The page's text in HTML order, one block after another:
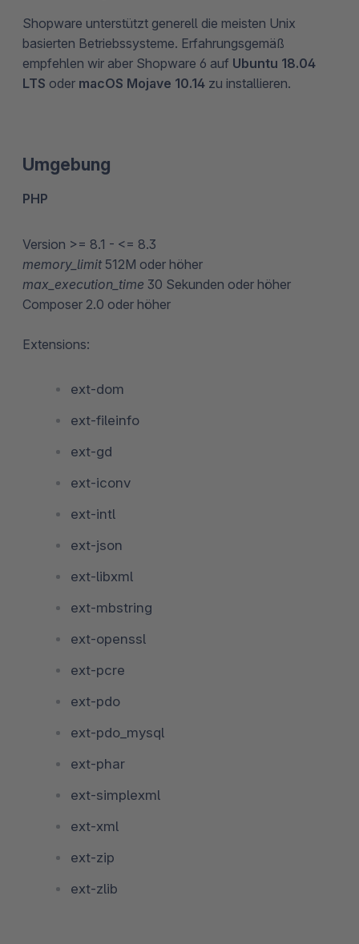
Shopware unterstützt generell die meisten Unix
basierten Betriebssysteme. Erfahrungsgemäß
empfehlen wir aber Shopware 6 auf Ubuntu 18.04
LTS oder macOS Mojave 10.14 zu installieren.
Umgebung
PHP
Version >= 8.1 - <= 8.3
memory_limit512M oder höher
max_execution_time 30 Sekunden oder höher
Composer 2.0 oder höher
Extensions:
ext-dom
ext-fileinfo
ext-gd
ext-iconv
ext-intl
ext-json
ext-libxml
ext-mbstring
ext-openssl
ext-pcre
ext-pdo
ext-pdo_mysql
ext-phar
ext-simplexml
ext-xml
ext-zip
ext-zlib